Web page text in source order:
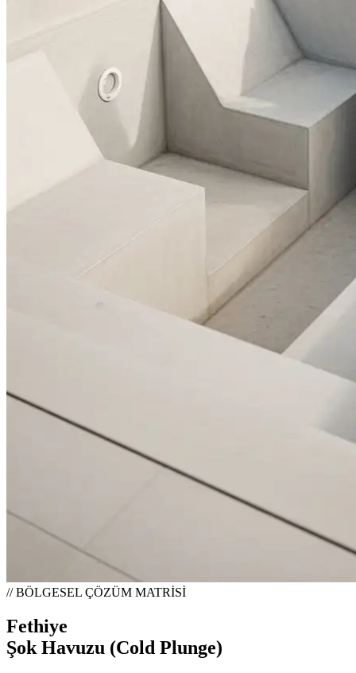
// BÖLGESEL ÇÖZÜM MATRİSİ
Fethiye
Şok Havuzu (Cold Plunge)